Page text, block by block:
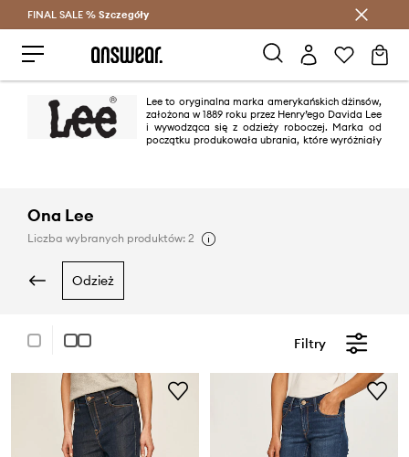
Oszczędzaj z Answear Club >
FINAL SALE % Szczegóły
Lee to oryginalna marka amerykańskich dżinsów,
założona w 1889 roku przez Henry’ego Davida Lee
i wywodząca się z odzieży roboczej. Marka od
początku produkowała ubrania, które wyróżniały
Ona Lee
Liczba wybranych produktów: 2
odzież
Filtry